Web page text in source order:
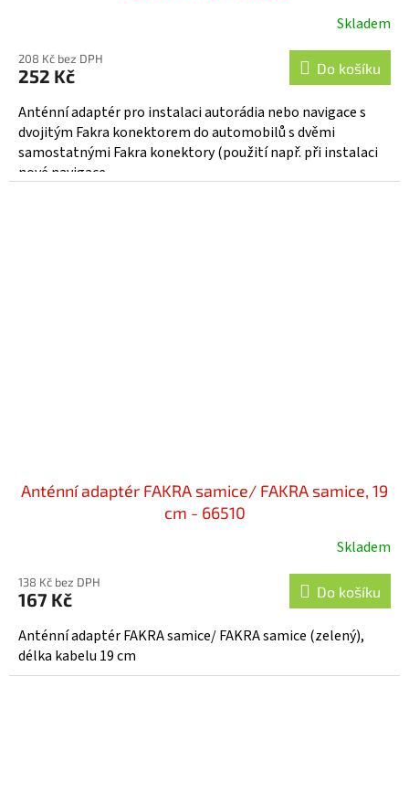
Skladem
208 Kč bez DPH
252 Kč Do košíku
Anténní adaptér pro instalaci autorádia nebo navigace s
dvojitým Fakra konektorem do automobilů s dvěmi
samostatnými Fakra konektory (použití např. při instalaci
nové navigace...
Anténní adaptér FAKRA samice/ FAKRA samice, 19
cm - 66510
Skladem
138 Kč bez DPH
167 Kč Do košíku
Anténní adaptér FAKRA samice/ FAKRA samice (zelený),
délka kabelu 19 cm